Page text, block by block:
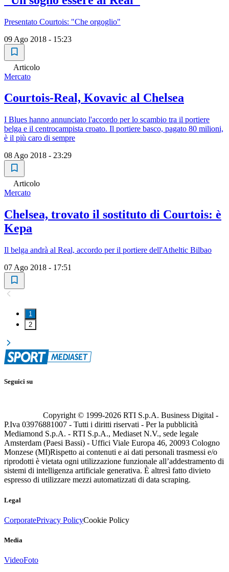
Presentato Courtois: "Che orgoglio"
09 Ago 2018 - 15:23
Articolo
Mercato
Courtois-Real, Kovavic al Chelsea
I Blues hanno annunciato l'accordo per lo scambio tra il portiere
belga e il centrocampista croato. Il portiere basco, pagato 80 milioni,
è il più caro di sempre
08 Ago 2018 - 23:29
Articolo
Mercato
Chelsea, trovato il sostituto di Courtois: è
Kepa
Il belga andrà al Real, accordo per il portiere dell'Atheltic Bilbao
07 Ago 2018 - 17:51
1
2
Seguici su
Copyright © 1999-2026 RTI S.p.A. Business Digital -
P.Iva 03976881007 - Tutti i diritti riservati - Per la pubblicità
Mediamond S.p.A. - RTI S.p.A., Mediaset N.V., sede legale
Amsterdam (Paesi Bassi) - Uffici Viale Europa 46, 20093 Cologno
Monzese (MI)Rispetto ai contenuti e ai dati personali trasmessi e/o
riprodotti è vietata ogni utilizzazione funzionale all’addestramento di
sistemi di intelligenza artificiale generativa. È altresì fatto divieto
espresso di utilizzare mezzi automatizzati di data scraping.
Legal
CorporatePrivacy PolicyCookie Policy
Media
VideoFoto